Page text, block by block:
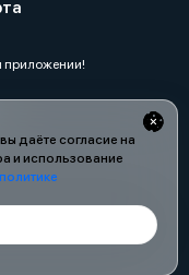
даёте согласие на
и использование
политике
приложении!